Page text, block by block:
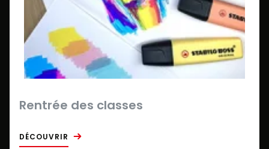
Rentrée des classes
DÉCOUVRIR